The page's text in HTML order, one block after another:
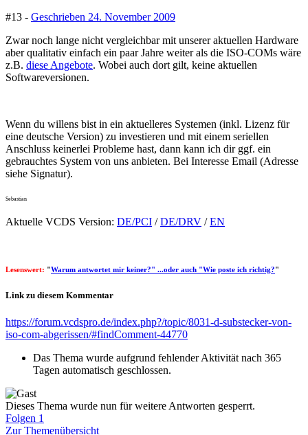
#13 - Geschrieben 24. November 2009
Zwar noch lange nicht vergleichbar mit unserer aktuellen Hardware
aber qualitativ einfach ein paar Jahre weiter als die ISO-COMs wäre
z.B. diese Angebote. Wobei auch dort gilt, keine aktuellen
Softwareversionen.
Wenn du willens bist in ein aktuelleres Systemen (inkl. Lizenz für
eine deutsche Version) zu investieren und mit einem seriellen
Anschluss keinerlei Probleme hast, dann kann ich dir ggf. ein
gebrauchtes System von uns anbieten. Bei Interesse Email (Adresse
siehe Signatur).
Sebastian
Aktuelle VCDS Version: DE/PCI /DE/DRV /EN
Lesenswert: "Warum antwortet mir keiner?" ...oder auch "Wie poste ich richtig?"
Link zu diesem Kommentar
https://forum.vcdspro.de/index.php?/topic/8031-d-substecker-von-
iso-com-abgerissen/#findComment-44770
Das Thema wurde aufgrund fehlender Aktivität nach 365
Tagen automatisch geschlossen.
Dieses Thema wurde nun für weitere Antworten gesperrt.
Folgen 1
Zur Themenübersicht